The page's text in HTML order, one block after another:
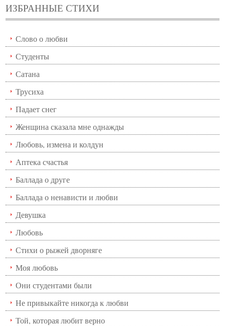
ИЗБРАННЫЕ СТИХИ
Слово о любви
Студенты
Сатана
Трусиха
Падает снег
Женщина сказала мне однажды
Любовь, измена и колдун
Аптека счастья
Баллада о друге
Баллада о ненависти и любви
Девушка
Любовь
Стихи о рыжей дворняге
Моя любовь
Они студентами были
Не привыкайте никогда к любви
Той, которая любит верно